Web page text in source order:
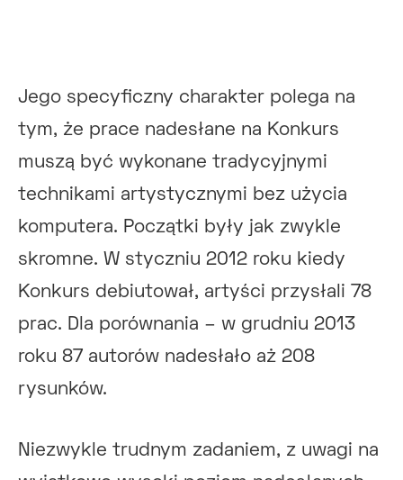
Jego specyficzny charakter polega na
tym, że prace nadesłane na Konkurs
muszą być wykonane tradycyjnymi
technikami artystycznymi bez użycia
komputera. Początki były jak zwykle
skromne. W styczniu 2012 roku kiedy
Konkurs debiutował, artyści przysłali 78
prac. Dla porównania – w grudniu 2013
roku 87 autorów nadesłało aż 208
rysunków.
Niezwykle trudnym zadaniem, z uwagi na